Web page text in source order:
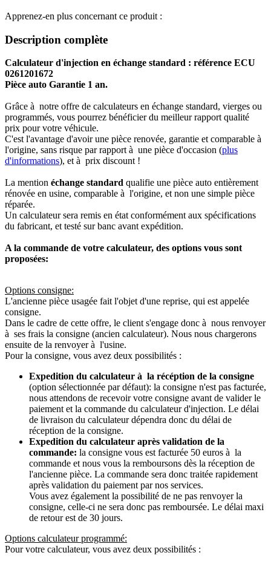
Apprenez-en plus concernant ce produit :
Description complète
Calculateur d'injection en échange standard : référence ECU
0261201672
Pièce auto Garantie 1 an.
Grâce à notre offre de calculateurs en échange standard, vierges ou
programmés, vous pourrez bénéficier du meilleur rapport qualité
prix pour votre véhicule.
C'est l'avantage d'avoir une pièce renovée, garantie et comparable à
l'origine, sans risque par rapport à une pièce d'occasion (plus
d'informations), et à prix discount !
La mention échange standard qualifie une pièce auto entièrement
rénovée en usine, comparable à l'origine, et non une simple pièce
réparée.
Un calculateur sera remis en état conformément aux spécifications
du fabricant, et testé sur banc avant expédition.
A la commande de votre calculateur, des options vous sont
proposées:
Options consigne:
L'ancienne pièce usagée fait l'objet d'une reprise, qui est appelée
consigne.
Dans le cadre de cette offre, le client s'engage donc à nous renvoyer
à ses frais la consigne (ancien calculateur). Nous nous chargerons
ensuite de la renvoyer à l'usine.
Pour la consigne, vous avez deux possibilités :
Expedition du calculateur à la récéption de la consigne
(option sélectionnée par défaut): la consigne n'est pas facturée,
nous attendons de recevoir votre consigne avant de valider le
paiement et la commande du calculateur d'injection. Le délai
de livraison du calculateur dépendra donc du délai de
réception de la consigne.
Expedition du calculateur après validation de la
commande: la consigne vous est facturée 50 euros à la
commande et nous vous la remboursons dès la réception de
l'ancienne pièce. La commande sera donc traitée rapidement
après validation du paiement par nos services.
Vous avez également la possibilité de ne pas renvoyer la
consigne, celle-ci ne sera donc pas remboursée. Le délai maxi
de retour est de 30 jours.
Options calculateur programmé:
Pour votre calculateur, vous avez deux possibilités :